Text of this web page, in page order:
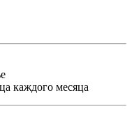
каждого месяца